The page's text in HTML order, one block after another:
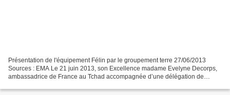
Présentation de l'équipement Félin par le groupement terre 27/06/2013
Sources : EMA Le 21 juin 2013, son Excellence madame Evelyne Decorps,
ambassadrice de France au Tchad accompagnée d’une délégation de